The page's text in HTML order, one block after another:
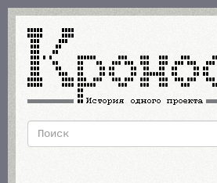
Перейти
основному
содержанию
Поиск